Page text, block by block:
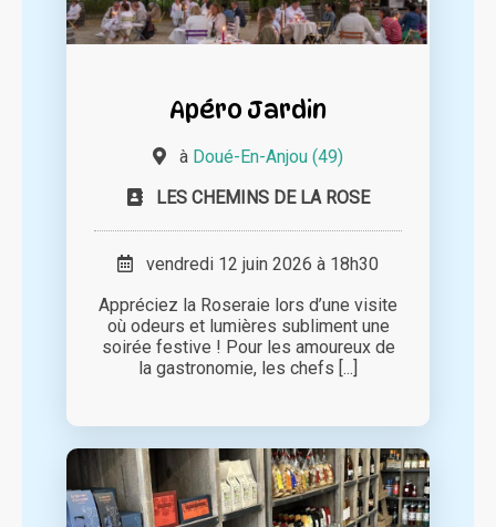
Apéro Jardin
à Doué-En-Anjou (49)
LES CHEMINS DE LA ROSE
vendredi 12 juin 2026 à 18h30
Appréciez la Roseraie lors d’une visite
où odeurs et lumières subliment une
soirée festive ! Pour les amoureux de
la gastronomie, les chefs [...]